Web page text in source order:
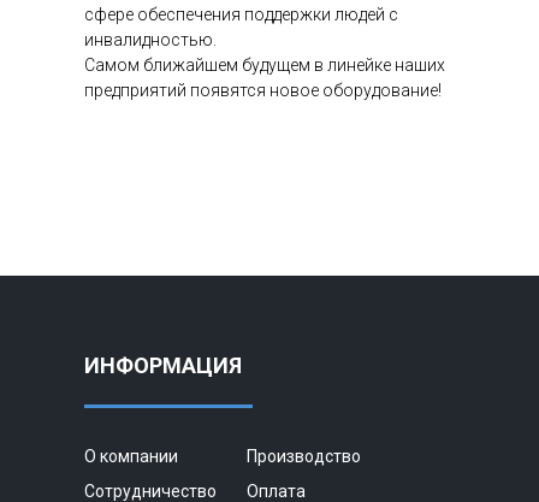
сфере обеспечения поддержки людей с
инвалидностью.
Самом ближайшем будущем в линейке наших
предприятий появятся новое оборудование!
ИНФОРМАЦИЯ
О компании
Производство
Сотрудничество
Оплата